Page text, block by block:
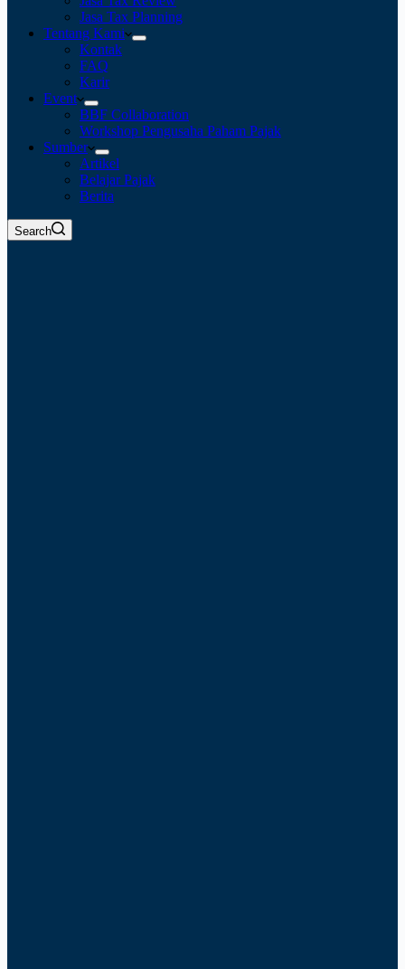
Jasa Tax Planning
Tentang Kami
Kontak
FAQ
Karir
Event
BBF Collaboration
Workshop Pengusaha Paham Pajak
Sumber
Artikel
Belajar Pajak
Berita
Search